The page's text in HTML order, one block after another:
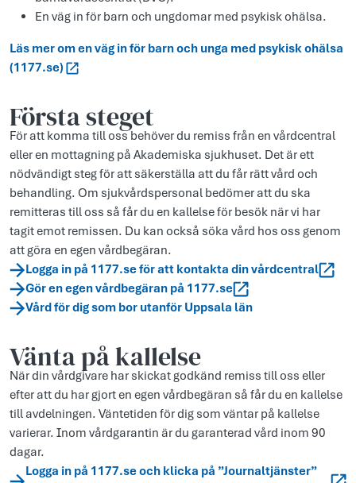
En väg in för barn och ungdomar med psykisk ohälsa.
Läs mer om en väg in för barn och unga med psykisk ohälsa
(1177.se)
Första steget
För att komma till oss behöver du remiss från en vårdcentral
eller en mottagning på Akademiska sjukhuset. Det är ett
nödvändigt steg för att säkerställa att du får rätt vård och
behandling. Om sjukvårdspersonal bedömer att du ska
remitteras till oss så får du en kallelse för besök när vi har
tagit emot remissen. Du kan också söka vård hos oss genom
att göra en egen vårdbegäran.
Logga in på 1177.se för att kontakta din vårdcentral
Gör en egen vårdbegäran på 1177.se
Vård för dig som bor utanför Uppsala län
Vänta på kallelse
När din vårdgivare har skickat godkänd remiss till oss eller
efter att du har gjort en egen vårdbegäran så får du en kallelse
till avdelningen. Väntetiden för dig som väntar på kallelse
varierar. Inom vårdgarantin är du garanterad vård inom 90
dagar.
Logga in på 1177.se och klicka på ”Journaltjänster”